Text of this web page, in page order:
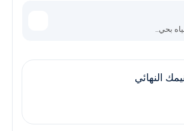
بحي..
النهائي